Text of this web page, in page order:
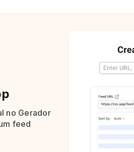
no Gerador
feed